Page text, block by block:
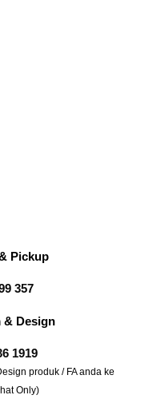
Pickup
357
& Design
1919
produk / FA anda ke
Only)